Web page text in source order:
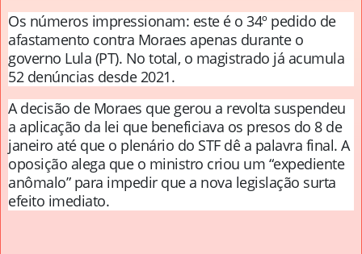
Os números impressionam: este é o 34º pedido de
afastamento contra Moraes apenas durante o
governo Lula (PT). No total, o magistrado já acumula
52 denúncias desde 2021.
A decisão de Moraes que gerou a revolta suspendeu
a aplicação da lei que beneficiava os presos do 8 de
janeiro até que o plenário do STF dê a palavra final. A
oposição alega que o ministro criou um “expediente
anômalo” para impedir que a nova legislação surta
efeito imediato.